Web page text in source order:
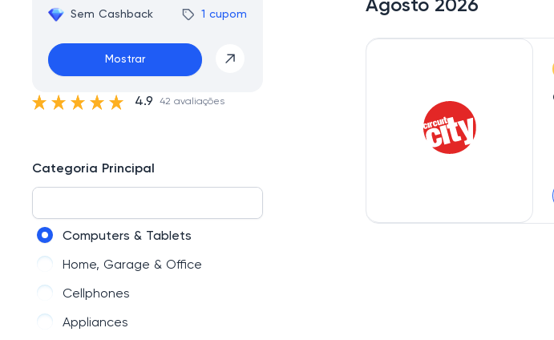
Sem Cashback 1 cupom
Mostrar
4.9 42 avaliações
Categoria Principal
Computers & Tablets
Home, Garage & Office
Cellphones
Appliances
Agosto 2026